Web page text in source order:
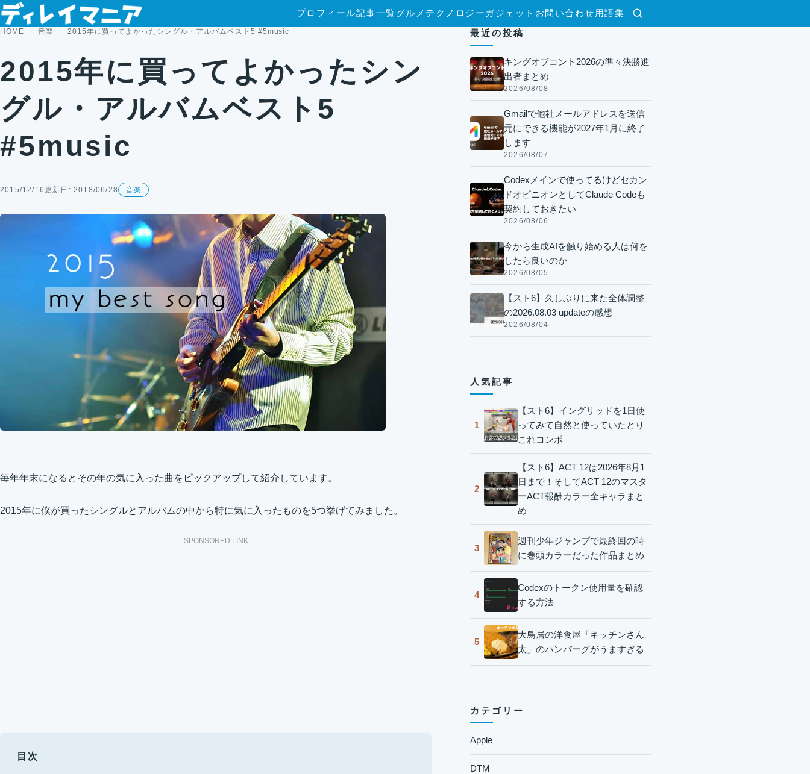
コンテンツへスキップ
検索
プロフィール記事一覧グルメ テクノロジー ガジェット お問い合わせ 用語集
HOME 音楽 2015年に買ってよかったシングル・アルバムベスト5 #5music
2015年に買ってよかったシン
グル・アルバムベスト5
#5music
2015/12/16更新日: 2018/06/28 音楽
毎年年末になるとその年の気に入った曲をピックアップして紹介しています。
2015年に僕が買ったシングルとアルバムの中から特に気に入ったものを5つ挙げてみました。
SPONSORED LINK
目次
最近の投稿
キングオブコント2026の準々決勝進
出者まとめ
2026/08/08
Gmailで他社メールアドレスを送信
元にできる機能が2027年1月に終了
します
2026/08/07
Codexメインで使ってるけどセカン
ドオピニオンとしてClaude Codeも
契約しておきたい
2026/08/06
今から生成AIを触り始める人は何を
したら良いのか
2026/08/05
【スト6】久しぶりに来た全体調整
の2026.08.03 updateの感想
2026/08/04
人気記事
1
【スト6】イングリッドを1日使
ってみて自然と使っていたとり
これコンボ
2
【スト6】ACT 12は2026年8月1
日まで！そしてACT 12のマスタ
ーACT報酬カラー全キャラまと
め
3
週刊少年ジャンプで最終回の時
に巻頭カラーだった作品まとめ
4
Codexのトークン使用量を確認
する方法
5
大鳥居の洋食屋「キッチンさん
太」のハンバーグがうますぎる
カテゴリー
Apple
DTM